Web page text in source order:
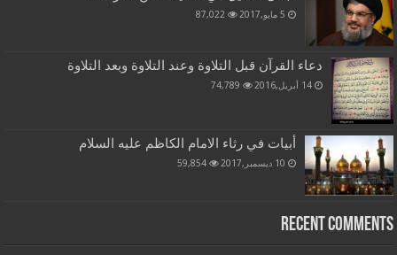
5 مايو,2017 87,022
دعاء القرآن قبل التلاوة وعند التلاوة وبعد التلاوة
14 أبريل,2016 74,789
أبيات في رثاء الامام الكاظم عليه السلام
10 ديسمبر,2017 59,854
Recent Comments